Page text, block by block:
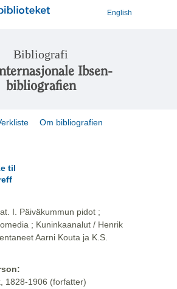
English
Bibliografi
Ibsen-
bibliografien
Om bibliografien
til
I. Päiväkummun pidot ;
; Kuninkaanalut / Henrik
Aarni Kouta ja K.S.
1828-1906 (forfatter)